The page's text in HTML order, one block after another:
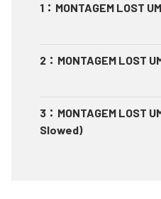
1 ： MONTAGEM LOST
2 ： MONTAGEM LOST
3 ： MONTAGEM LOST
Slowed)